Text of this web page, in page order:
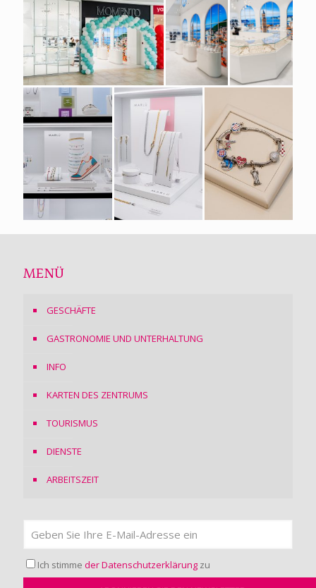
MENÜ
GESCHÄFTE
GASTRONOMIE UND UNTERHALTUNG
INFO
KARTEN DES ZENTRUMS
TOURISMUS
DIENSTE
ARBEITSZEIT
Ich stimme der Datenschutzerklärung zu